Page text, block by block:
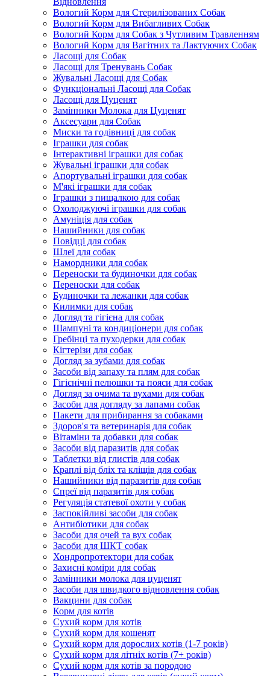
Вологий Корм для Стерилізованих Собак
Вологий Корм для Вибагливих Собак
Вологий Корм для Собак з Чутливим Травленням
Вологий Корм для Вагітних та Лактуючих Собак
Ласощі для Собак
Ласощі для Тренувань Собак
Жувальні Ласощі для Собак
Функціональні Ласощі для Собак
Ласощі для Цуценят
Замінники Молока для Цуценят
Аксесуари для Собак
Миски та годівниці для собак
Іграшки для собак
Інтерактивні іграшки для собак
Жувальні іграшки для собак
Апортувальні іграшки для собак
М'які іграшки для собак
Іграшки з пищалкою для собак
Охолоджуючі іграшки для собак
Амуніція для собак
Нашийники для собак
Повідці для собак
Шлеї для собак
Намордники для собак
Переноски та будиночки для собак
Переноски для собак
Будиночки та лежанки для собак
Килимки для собак
Догляд та гігієна для собак
Шампуні та кондиціонери для собак
Гребінці та пуходерки для собак
Кігтерізи для собак
Догляд за зубами для собак
Засоби від запаху та плям для собак
Гігієнічні пелюшки та пояси для собак
Догляд за очима та вухами для собак
Засоби для догляду за лапами собак
Пакети для прибирання за собаками
Здоров'я та ветеринарія для собак
Вітаміни та добавки для собак
Засоби від паразитів для собак
Таблетки від глистів для собак
Краплі від бліх та кліщів для собак
Нашийники від паразитів для собак
Спреї від паразитів для собак
Регуляція статевої охоти у собак
Заспокійливі засоби для собак
Антибіотики для собак
Засоби для очей та вух собак
Засоби для ШКТ собак
Хондропротектори для собак
Захисні коміри для собак
Замінники молока для цуценят
Засоби для швидкого відновлення собак
Вакцини для собак
Корм для котів
Сухий корм для котів
Сухий корм для кошенят
Сухий корм для дорослих котів (1-7 років)
Сухий корм для літніх котів (7+ років)
Сухий корм для котів за породою